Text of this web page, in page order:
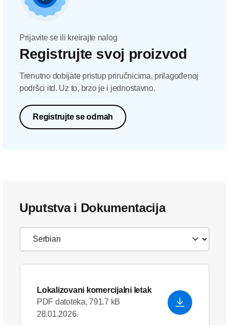
Prijavite se ili kreirajte nalog
Registrujte svoj proizvod
Trenutno dobijate pristup priručnicima, prilagođenoj
podršci itd. Uz to, brzo je i jednostavno.
Registrujte se odmah
Uputstva i Dokumentacija
Lokalizovani komercijalni letak
PDF datoteka, 791.7 kB
28.01.2026.